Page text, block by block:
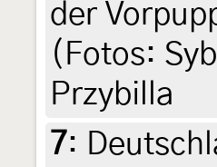
der
(Fotos:
Przybilla
7: